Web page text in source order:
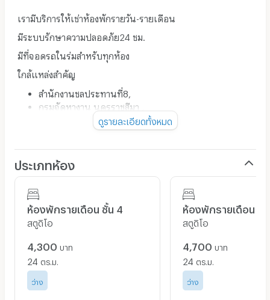
เรามีบริการให้เช่าห้องพักรายวัน-รายเดือน
มีระบบรักษาความปลอดภัย24 ชม.
มีที่จอดรถในร่มสำหรับทุกห้อง
ใกล้แหล่งสำคัญ
สำนักงานชลประทานที่8,
กรมจัดหางาน นครราชสีมา ,
ศูนย์การศึกษาปัญญาภิวัฒน์ ,
ตลาดสดชลประทาน ,
Testco Lotus
สวนสัตว์นครราชสีมา
-กรณีพักรายเดือน แอร์ ทีวี ตู้เย็น เครื่องทำน้ำอุ่น ฟรี
อินเตอร์เนต
-กรณีพักรายวัน แอร์ ทีวี ตู้เย็น ไมโครเวฟ กระติกชงน้ำ
ดูรายละเอียดทั้งหมด
ประเภทห้อง
ห้องพักรายเดือน ชั้น 4
สตูดิโอ
4,300 บาท
24 ตร.ม.
ว่าง
ห้องพักรายเดือน ชั้น
สตูดิโอ
4,700 บาท
24 ตร.ม.
ว่าง